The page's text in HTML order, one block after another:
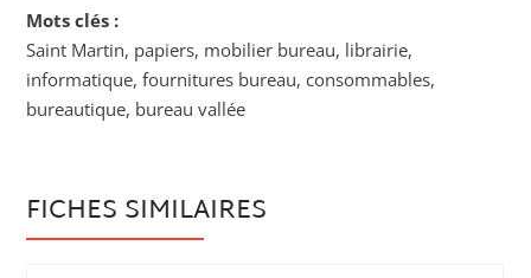
Mots clés :
Saint Martin, papiers, mobilier bureau, librairie,
informatique, fournitures bureau, consommables,
bureautique, bureau vallée
FICHES SIMILAIRES